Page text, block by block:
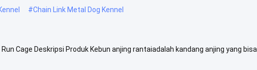
#Chain Link Metal Dog Kennel
Cage Deskripsi Produk Kebun anjing rantaiadalah kandang anjing yang bisa